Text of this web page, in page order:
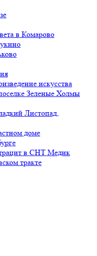
в Комарово
искусства
Зеленые Холмы
Листопад,
доме
в СНТ Медик
тракте